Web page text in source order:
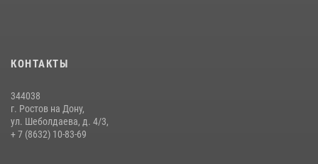
В донской столице Росгвардия приняла участие в оперативно-
профилактических мероприятиях в районе рынков «Темерник»
27 июля 2026, 12:35
КОНТАКТЫ
344038
г. Ростов на Дону,
ул. Шеболдаева, д. 4/3,
+ 7 (8632) 10-83-69